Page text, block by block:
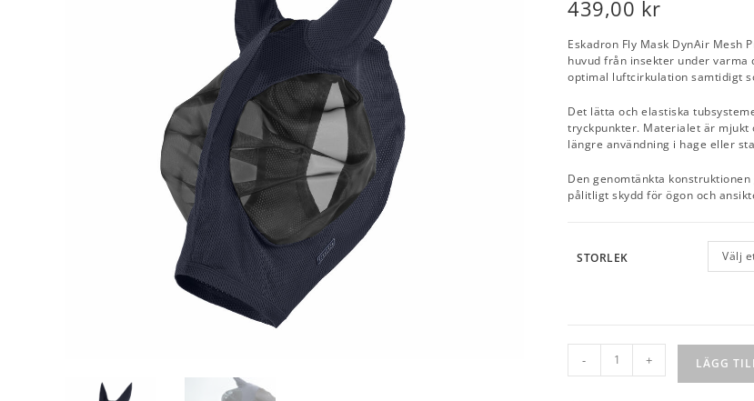
439,00 kr
Eskadron Fly Mask DynAir Mesh
huvud från insekter under
optimal luftcirkulation samtidigt
Det lätta och elastiska
tryckpunkter. Materialet är mjukt
längre användning i hage eller
Den genomtänkta
pålitligt skydd för ögon och
STORLEK Välj
- + LÄGG